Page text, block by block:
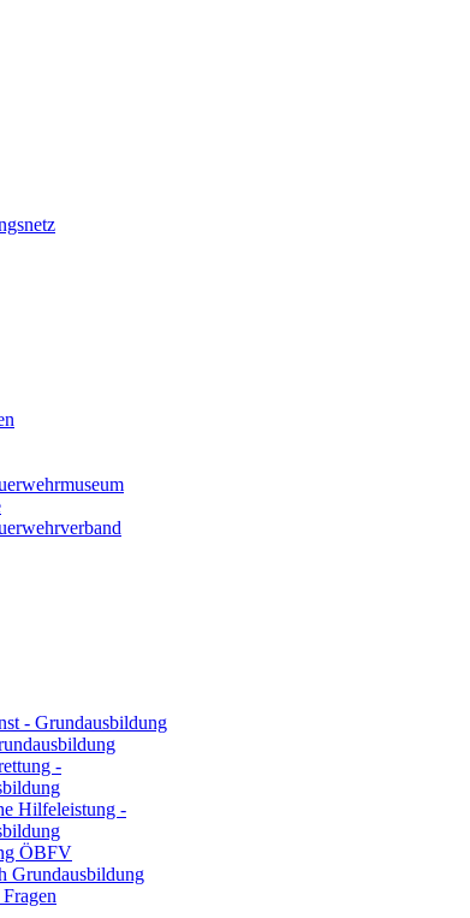
- Grundausbildung
-
Hilfeleistung -
ÖBFV
Grundausbildung